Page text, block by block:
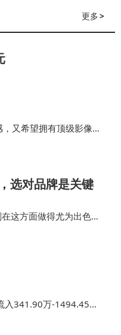
位。薪酬方面，20
提交申请，并于20
通”事项。此次正式
更多>
又希望拥有顶级影像
选对品牌是关键
这方面做得尤为出色，
入341.90万-1494.45